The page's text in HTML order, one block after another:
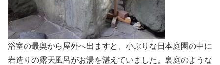
浴室の最奥から屋外へ出ますと、小ぶりな日本庭園の中に
岩造りの露天風呂がお湯を湛えていました。裏庭のような